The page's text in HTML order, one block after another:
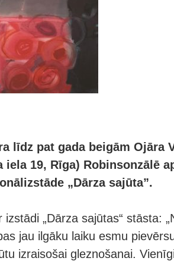
līdz pat gada beigām Ojāra
iela 19, Rīga) Robinsonzālē
„Dārza sajūta”.
izstādi „Dārza sajūtas“ stāsta:
jau ilgāku laiku esmu
izraisošai gleznošanai.